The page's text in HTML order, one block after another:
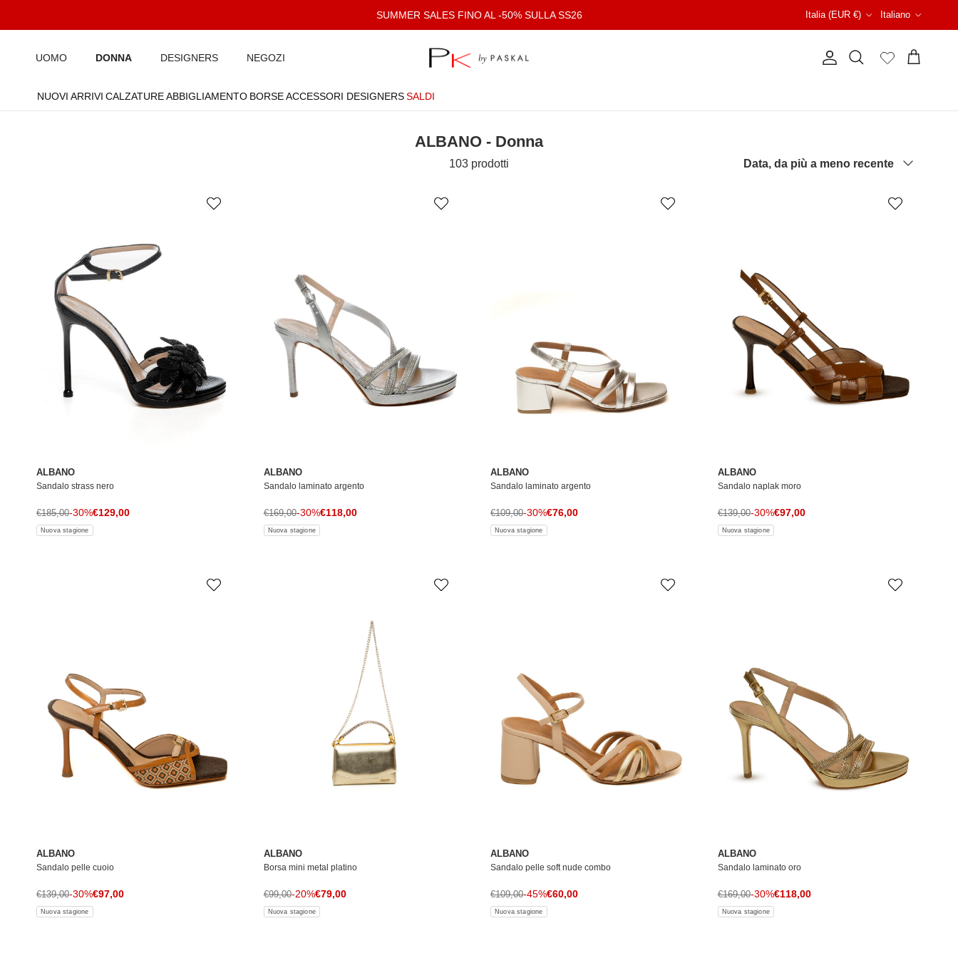
SUMMER SALES FINO AL -50% SULLA SS26 Italia (EUR €) Italiano
UOMO DONNA DESIGNERS NEGOZI
AccountCerca Carrello
NUOVI ARRIVI CALZATURE ABBIGLIAMENTO BORSE ACCESSORI DESIGNERS SALDI
ALBANO - Donna
103 prodotti Data, da più a meno recente
ALBANO
Sandalo strass nero
Prezzo di vendita
€129,00
Prezzo normale
€185,00-30%
Nuova stagione
ALBANO
Sandalo laminato argento
Prezzo di vendita
€118,00
Prezzo normale
€169,00-30%
Nuova stagione
ALBANO
Sandalo laminato argento
Prezzo di vendita
€76,00
Prezzo normale
€109,00-30%
Nuova stagione
ALBANO
Sandalo naplak moro
Prezzo di vendita
€97,00
Prezzo normale
€139,00-30%
Nuova stagione
ALBANO
Sandalo pelle cuoio
Prezzo di vendita
€97,00
Prezzo normale
€139,00-30%
Nuova stagione
ALBANO
Borsa mini metal platino
Prezzo di vendita
€79,00
Prezzo normale
€99,00-20%
Nuova stagione
ALBANO
Sandalo pelle soft nude combo
Prezzo di vendita
€60,00
Prezzo normale
€109,00-45%
Nuova stagione
ALBANO
Sandalo laminato oro
Prezzo di vendita
€118,00
Prezzo normale
€169,00-30%
Nuova stagione